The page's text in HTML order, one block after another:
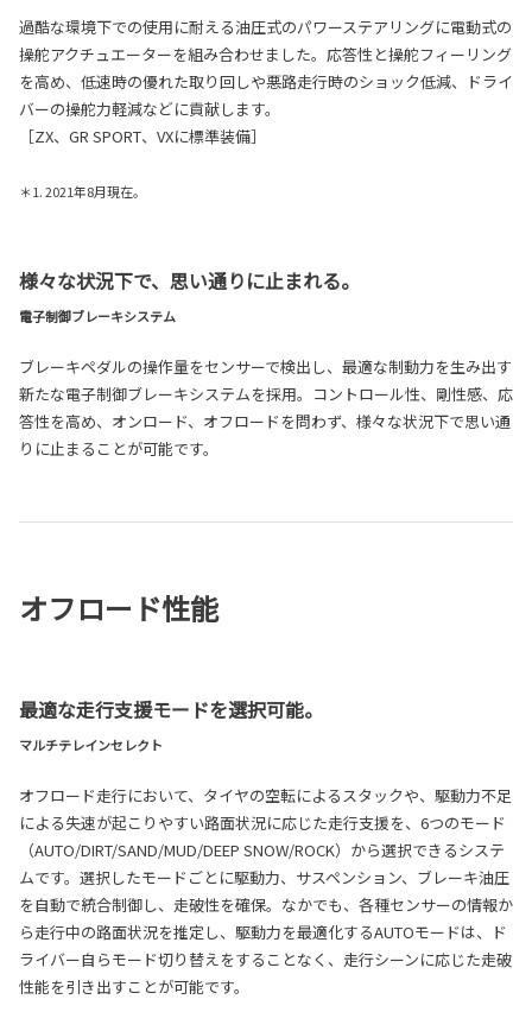
過酷な環境下での使用に耐える油圧式のパワーステアリングに電動式の
操舵アクチュエーターを組み合わせました。応答性と操舵フィーリング
を高め、低速時の優れた取り回しや悪路走行時のショック低減、ドライ
バーの操舵力軽減などに貢献します。
［ZX、GR SPORT、VXに標準装備］
＊1. 2021年8月現在。
様々な状況下で、思い通りに止まれる。
電子制御ブレーキシステム
ブレーキペダルの操作量をセンサーで検出し、最適な制動力を生み出す
新たな電子制御ブレーキシステムを採用。コントロール性、剛性感、応
答性を高め、オンロード、オフロードを問わず、様々な状況下で思い通
りに止まることが可能です。
オフロード性能
最適な走行支援モードを選択可能。
マルチテレインセレクト
オフロード走行において、タイヤの空転によるスタックや、駆動力不足
による失速が起こりやすい路面状況に応じた走行支援を、6つのモード
（AUTO/DIRT/SAND/MUD/DEEP SNOW/ROCK）から選択できるシステ
ムです。選択したモードごとに駆動力、サスペンション、ブレーキ油圧
を自動で統合制御し、走破性を確保。なかでも、各種センサーの情報か
ら走行中の路面状況を推定し、駆動力を最適化するAUTOモードは、ド
ライバー自らモード切り替えをすることなく、走行シーンに応じた走破
性能を引き出すことが可能です。